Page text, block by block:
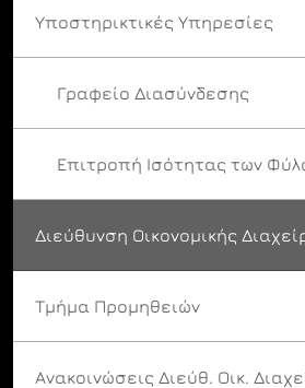
Υποστηρικτικές Υπηρεσίες
Γραφείο Διασύνδεσης
Επιτροπή Ισότητας των
Διεύθυνση Οικονομικής
Τμήμα Προμηθειών
Ανακοινώσεις Διεύθ. Οικ.